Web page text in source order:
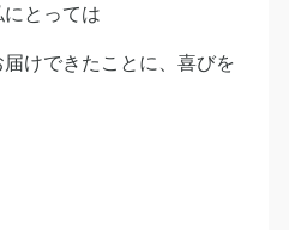
とっては
けできたことに、喜びを